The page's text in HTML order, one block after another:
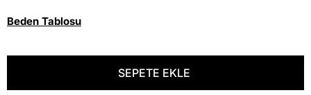
Beden Tablosu